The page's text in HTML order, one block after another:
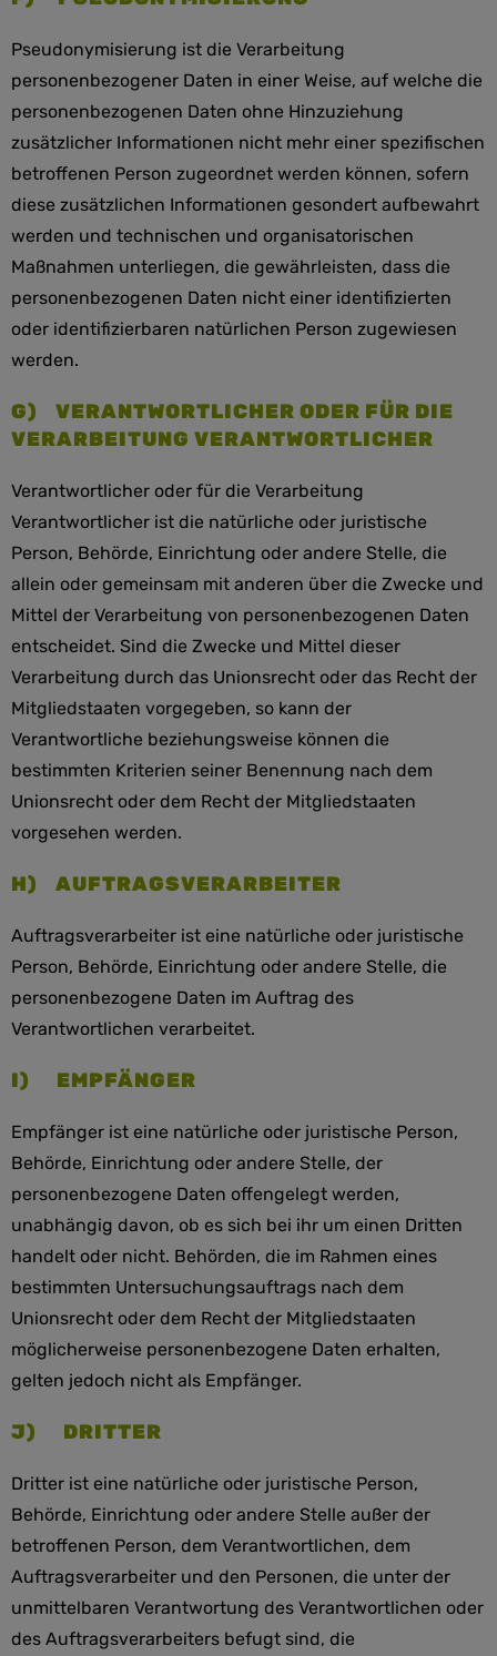
Pseudonymisierung ist die Verarbeitung
personenbezogener Daten in einer Weise, auf welche die
personenbezogenen Daten ohne Hinzuziehung
zusätzlicher Informationen nicht mehr einer spezifischen
betroffenen Person zugeordnet werden können, sofern
diese zusätzlichen Informationen gesondert aufbewahrt
werden und technischen und organisatorischen
Maßnahmen unterliegen, die gewährleisten, dass die
personenbezogenen Daten nicht einer identifizierten
oder identifizierbaren natürlichen Person zugewiesen
werden.
G) VERANTWORTLICHER ODER FÜR DIE
VERARBEITUNG VERANTWORTLICHER
Verantwortlicher oder für die Verarbeitung
Verantwortlicher ist die natürliche oder juristische
Person, Behörde, Einrichtung oder andere Stelle, die
allein oder gemeinsam mit anderen über die Zwecke und
Mittel der Verarbeitung von personenbezogenen Daten
entscheidet. Sind die Zwecke und Mittel dieser
Verarbeitung durch das Unionsrecht oder das Recht der
Mitgliedstaaten vorgegeben, so kann der
Verantwortliche beziehungsweise können die
bestimmten Kriterien seiner Benennung nach dem
Unionsrecht oder dem Recht der Mitgliedstaaten
vorgesehen werden.
H) AUFTRAGSVERARBEITER
Auftragsverarbeiter ist eine natürliche oder juristische
Person, Behörde, Einrichtung oder andere Stelle, die
personenbezogene Daten im Auftrag des
Verantwortlichen verarbeitet.
I) EMPFÄNGER
Empfänger ist eine natürliche oder juristische Person,
Behörde, Einrichtung oder andere Stelle, der
personenbezogene Daten offengelegt werden,
unabhängig davon, ob es sich bei ihr um einen Dritten
handelt oder nicht. Behörden, die im Rahmen eines
bestimmten Untersuchungsauftrags nach dem
Unionsrecht oder dem Recht der Mitgliedstaaten
möglicherweise personenbezogene Daten erhalten,
gelten jedoch nicht als Empfänger.
J) DRITTER
Dritter ist eine natürliche oder juristische Person,
Behörde, Einrichtung oder andere Stelle außer der
betroffenen Person, dem Verantwortlichen, dem
Auftragsverarbeiter und den Personen, die unter der
unmittelbaren Verantwortung des Verantwortlichen oder
des Auftragsverarbeiters befugt sind, die